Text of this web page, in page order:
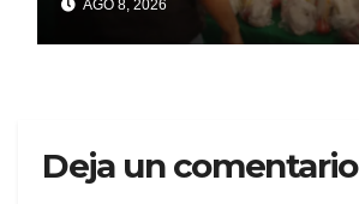
Las Granjas
AGO 8, 2026
Deja un comentario